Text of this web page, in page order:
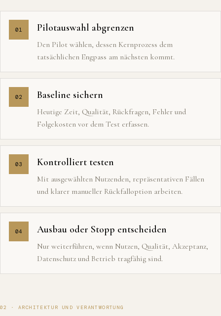
01 Pilotauswahl abgrenzen
Den Pilot wählen, dessen Kernprozess dem
tatsächlichen Engpass am nächsten kommt.
02 Baseline sichern
Heutige Zeit, Qualität, Rückfragen, Fehler und
Folgekosten vor dem Test erfassen.
03 Kontrolliert testen
Mit ausgewählten Nutzenden, repräsentativen Fällen
und klarer manueller Rückfalloption arbeiten.
04 Ausbau oder Stopp entscheiden
Nur weiterführen, wenn Nutzen, Qualität, Akzeptanz,
Datenschutz und Betrieb tragfähig sind.
02 · ARCHITEKTUR UND VERANTWORTUNG